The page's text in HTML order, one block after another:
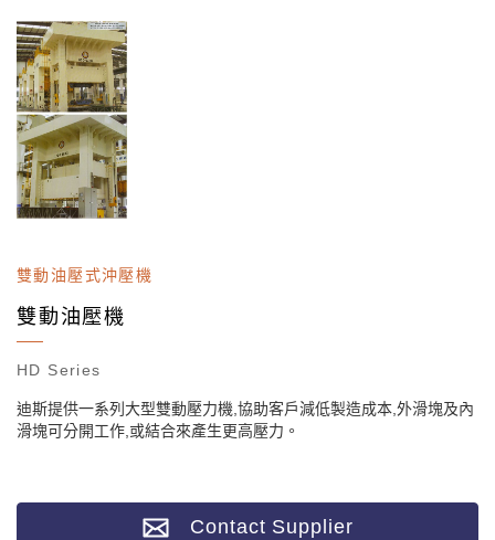
雙動油壓式沖壓機
雙動油壓機
HD Series
迪斯提供一系列大型雙動壓力機,協助客戶減低製造成本,外滑塊及內
滑塊可分開工作,或結合來產生更高壓力。
Contact Supplier